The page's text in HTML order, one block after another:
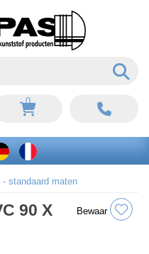
0
standaard maten
90 X
Bewaar